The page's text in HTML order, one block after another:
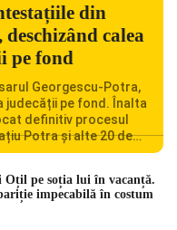
din
calea
pe fond
Georgescu-Potra,
judecății pe fond. Înalta
definitiv procesul
Potra și alte 20 de
împotriva
camera preliminară,
[…]
Oțil pe soția lui în vacanță.
impecabilă în costum